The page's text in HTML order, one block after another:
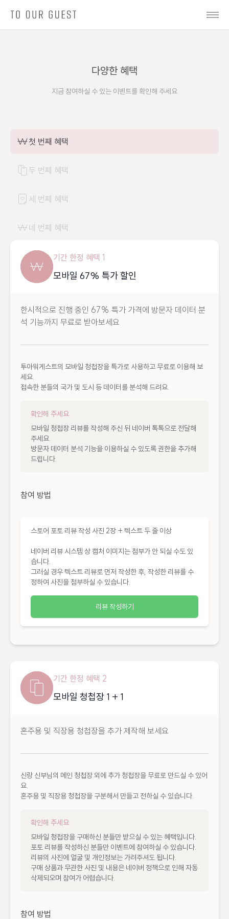
다양한 혜택
지금 참여하실 수 있는 이벤트를 확인해 주세요
첫 번째 혜택
두 번째 혜택
세 번째 혜택
네 번째 혜택
기간 한정 혜택 1
모바일 67% 특가 할인
한시적으로 진행 중인 67% 특가 가격에 방문자 데이터 분
석 기능까지 무료로 받아보세요
투아워게스트의 모바일 청첩장을 특가로 사용하고 무료로 이용해 보
세요.
접속한 분들의 국가 및 도시 등 데이터를 분석해 드려요.
확인해 주세요
모바일 청첩장 리뷰를 작성해 주신 뒤 네이버 톡톡으로 전달해
주세요.
방문자 데이터 분석 기능을 이용하실 수 있도록 권한을 추가해
드립니다.
참여 방법
스토어 포토 리뷰 작성 사진 2장 + 텍스트 두 줄 이상
네이버 리뷰 시스템 상 캡처 이미지는 첨부가 안 되실 수도 있
습니다.
그러실 경우 텍스트 리뷰로 먼저 작성한 후, 작성한 리뷰를 수
정하여 사진을 첨부하실 수 있습니다.
리뷰 작성하기
기간 한정 혜택 2
모바일 청첩장 1 + 1
혼주용 및 직장용 청첩장을 추가 제작해 보세요
신랑 신부님의 메인 청첩장 외에 추가 청첩장을 무료로 만드실 수 있어
요.
혼주용 및 직장용 청첩장을 구분해서 만들고 전하실 수 있습니다.
확인해 주세요
모바일 청첩장을 구매하신 분들만 받으실 수 있는 혜택입니다.
포토 리뷰를 작성하신 분들만 이벤트에 참여하실 수 있습니다.
리뷰의 사진에 얼굴 및 개인정보는 가려주셔도 됩니다.
구매 상품과 무관한 사진 및 내용은 네이버 정책으로 인해 자동
삭제되오며 참여가 어렵습니다.
참여 방법